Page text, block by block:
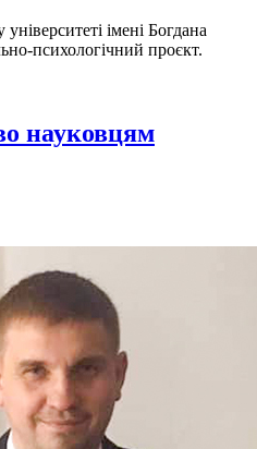
імені Богдана
психологічний проєкт.
науковцям